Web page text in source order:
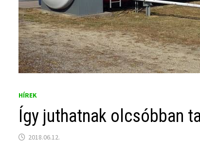
HÍREK
Így juthatnak olcsóbban
2018.06.12.